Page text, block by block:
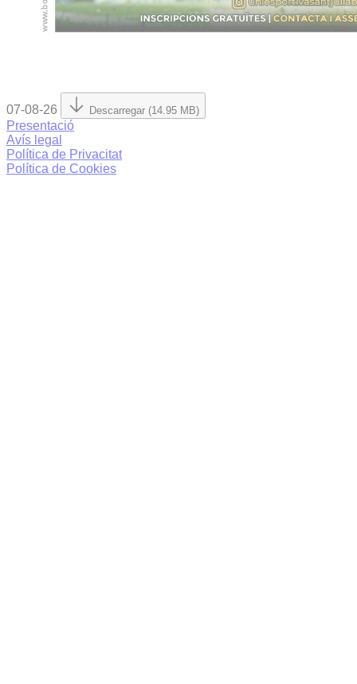
07-08-26 Descarregar (14.95 MB)
Presentació
Avís legal
Política de Privacitat
Política de Cookies